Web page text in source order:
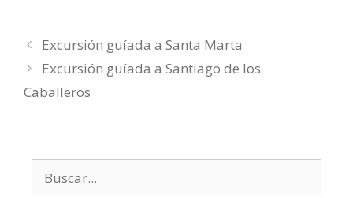
Excursión guíada a Santa Marta
Excursión guíada a Santiago de los
Caballeros